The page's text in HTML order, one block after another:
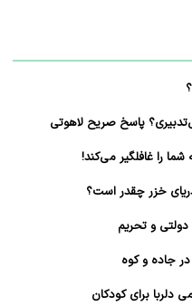
پاسخ صریح لاهوتی
دریای خزر چقدر است؟
دولتی و تحریم
جاده و کوه
دلربا برای کودکان